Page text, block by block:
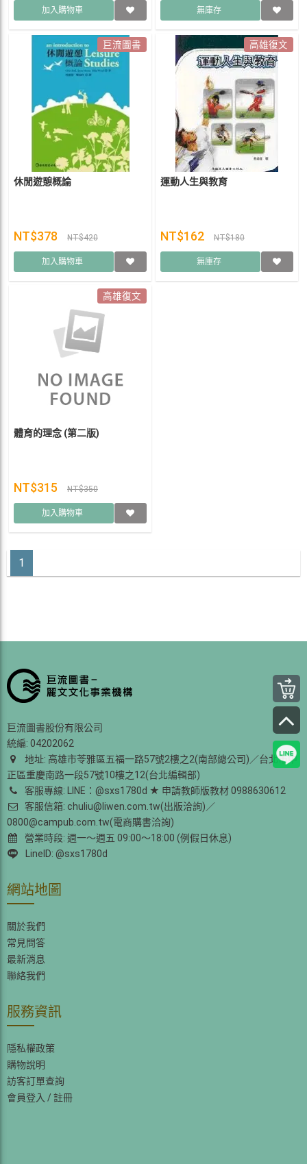
加入購物車 無庫存
巨流圖書
休閒遊憩概論
NT$378 NT$420
加入購物車
高雄復文
運動人生與教育
NT$162 NT$180
無庫存
高雄復文
體育的理念 (第二版)
NT$315 NT$350
加入購物車
1
巨流圖書股份有限公司
統編: 04202062
地址: 高雄市苓雅區五福一路57號2樓之2(南部總公司)／台北市中
正區重慶南路一段57號10樓之12(台北編輯部)
客服專線: LINE：@sxs1780d ★ 申請教師版教材 0988630612
客服信箱: chuliu@liwen.com.tw(出版洽詢)／
0800@campub.com.tw(電商購書洽詢)
營業時段: 週一～週五 09:00～18:00 (例假日休息)
LineID: @sxs1780d
網站地圖
關於我們
常見問答
最新消息
聯絡我們
服務資訊
隱私權政策
購物說明
訪客訂單查詢
會員登入 / 註冊